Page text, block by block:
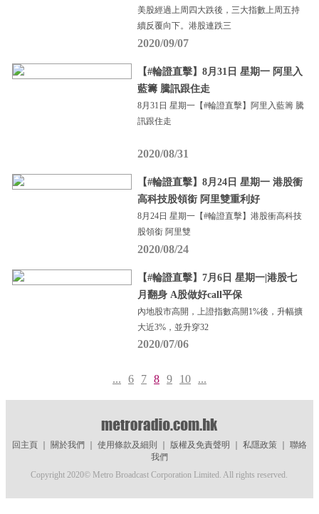
美股經過上周四大跌後，三大指數上周五持
續反覆向下。港股連跌三
2020/09/07
【#輪證直擊】8月31日 星期一 阿里入
藍籌 騰訊跟住走
8月31日 星期一【#輪證直擊】阿里入藍籌 騰
訊跟住走
2020/08/31
【#輪證直擊】8月24日 星期一 港股衝
高科技股領銜 阿里雙重利好
8月24日 星期一【#輪證直擊】港股衝高科技
股領銜 阿里雙
2020/08/24
【#輪證直擊】7月6日 星期一|港股七
月翻身 A股做好call平保
內地股市高開，上證指數高開1%後，升幅擴
大近3%，並升穿32
2020/07/06
... 6 7 8 9 10 ...
回主頁｜ 關於我們 使用條款及細則 版權及免責聲明 私隱政策｜ 聯絡
我們
Copyright 2020© Metro Broadcast Corporation Limited. All rights reserved.